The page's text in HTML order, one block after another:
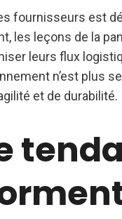
fournisseurs est
les leçons de la
leurs flux
n’est plus
et de durabilité.